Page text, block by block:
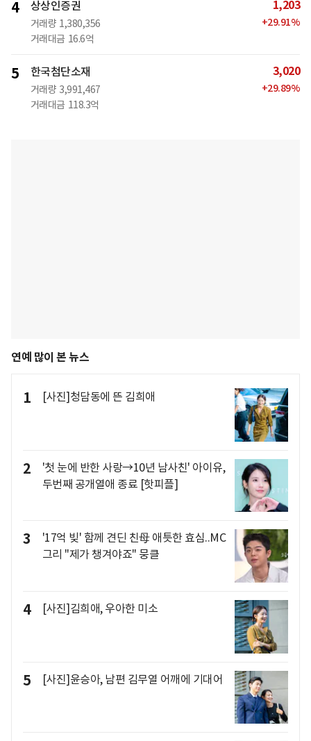
4 상상인증권
거래량 1,380,356
거래대금 16.6억
1,203
+29.91%
5 한국첨단소재
거래량 3,991,467
거래대금 118.3억
3,020
+29.89%
연예 많이 본 뉴스
1 [사진]청담동에 뜬 김희애
2
'첫 눈에 반한 사랑→10년 남사친' 아이유,
두번째 공개열애 종료 [핫피플]
3
'17억 빚' 함께 견딘 친母 애틋한 효심..MC
그리 "제가 챙겨야죠" 뭉클
4 [사진]김희애, 우아한 미소
5 [사진]윤승아, 남편 김무열 어깨에 기대어